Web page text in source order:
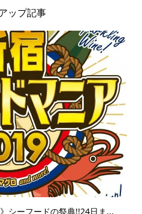
ップ記事
シーフードの祭典!!24日ま...